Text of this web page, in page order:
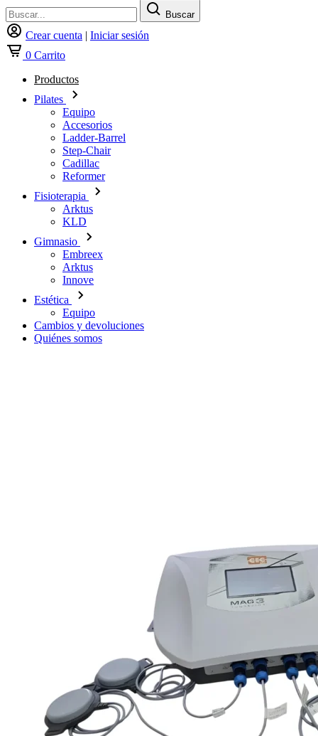
Buscar
Crear cuenta | Iniciar sesión
0 Carrito
Productos
Pilates
Equipo
Accesorios
Ladder-Barrel
Step-Chair
Cadillac
Reformer
Fisioterapia
Arktus
KLD
Gimnasio
Embreex
Arktus
Innove
Estética
Equipo
Cambios y devoluciones
Quiénes somos